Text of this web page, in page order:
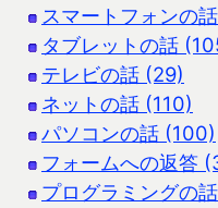
スマートフォンの
タブレットの話
テレビの話 (29)
ネットの話 (110)
パソコンの話 (100)
フォームへの返答
プログラミングの